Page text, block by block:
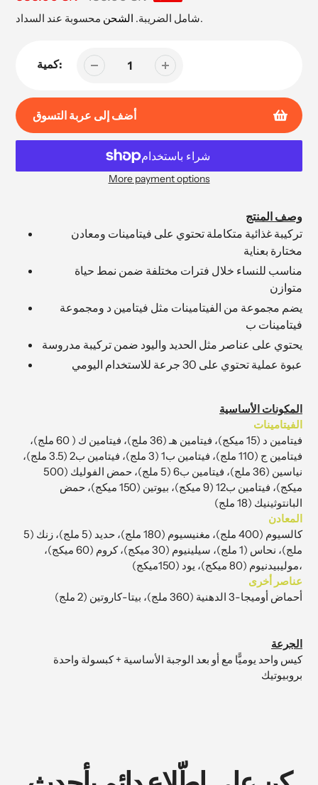
البيع
شامل الضريبة. الشحن محسوبة عند السداد.
كمية:
أضف إلى عربة التسوق
More payment options
عربة
الخاصة
وصف المنتج
تركيبة غذائية متكاملة تحتوي على فيتامينات ومعادن
مختارة بعناية
مناسب للنساء خلال فترات مختلفة ضمن نمط حياة
متوازن
يضم مجموعة من الفيتامينات مثل فيتامين د ومجموعة
فيتامينات ب
يحتوي على عناصر مثل الحديد واليود ضمن تركيبة مدروسة
عبوة عملية تحتوي على 30 جرعة للاستخدام اليومي
المكونات الأساسية
الفيتامينات
فيتامين د (
15 ميكج)، فيتامين هـ (36 ملج)، فيتامين ك ( 60 ملج)،
فيتامين ج (110 ملج)، فيتامين ب1 (3 ملج)، فيتامين ب2 (3.5 ملج)،
نياسين (36 ملج)، فيتامين ب6 (5 ملج)، حمض الفوليك (500
ميكج)، فيتامين ب12 (9 ميكج)، بيوتين (150 ميكج)، حمض
البانتوثينيك (18 ملج)
المعادن
كالسيوم (400 ملج)، مغنيسيوم (
180 ملج)، حديد (5 ملج)، زنك (5
ملج)، نحاس (1 ملج)، سيلينيوم (30 ميكج)، كروم (60 ميكج)،
موليبيدنيوم (80 ميكج)، يود (150ميكج)،
عناصر أخرى
أحماض أوميجا-3 الدهنية (
360 ملج)، بيتا-كاروتين (2 ملج)
الجرعة
كيس واحد يوميًّا مع أو بعد الوجبة الأساسية + كبسولة واحدة
بروبيوتيك